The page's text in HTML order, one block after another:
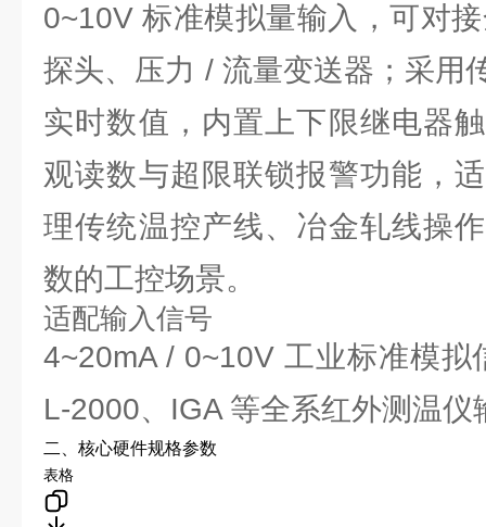
0~10V 标准模拟量输入，可对
探头、压力 / 流量变送器；采用
实时数值，内置上下限继电器
观读数与超限联锁报警功能，
理传统温控产线、冶金轧线操
数的工控场景。
适配输入信号
4~20mA / 0~10V 工业标准模
L-2000、IGA 等全系红外测温仪
二、核心硬件规格参数
表格